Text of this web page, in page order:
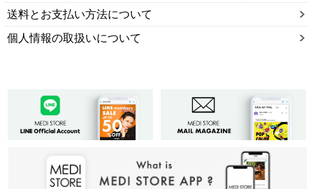
送料とお支払い方法について
個人情報の取扱いについて